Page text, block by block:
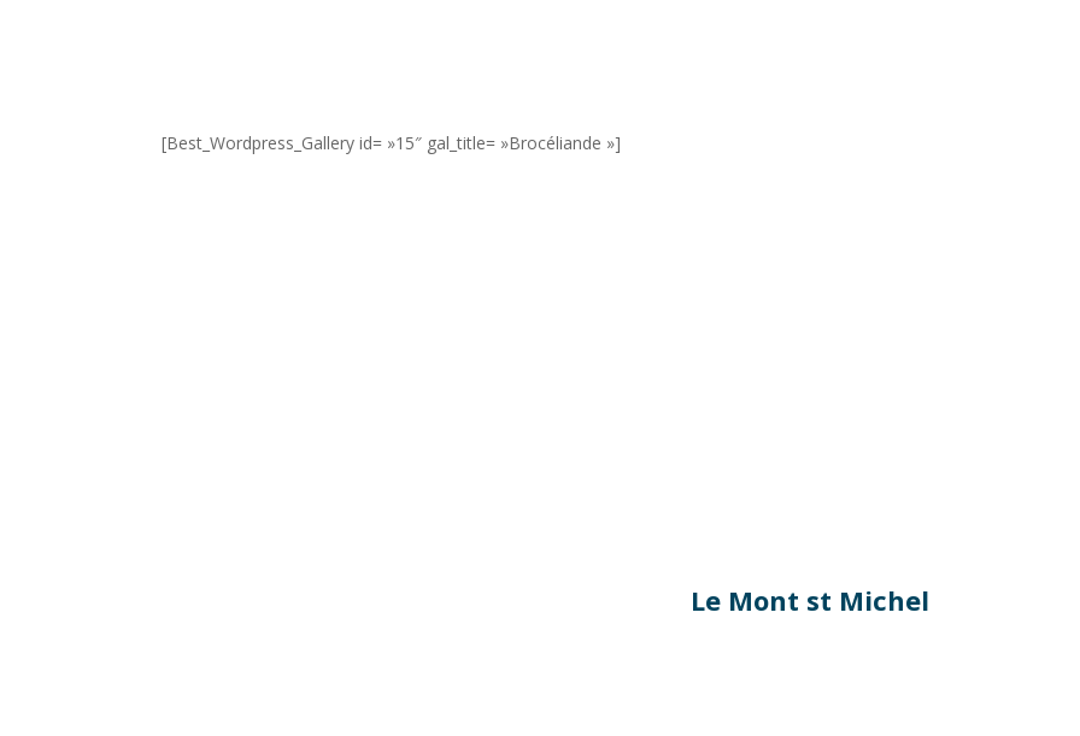
[Best_Wordpress_Gallery id= »15″ gal_title= »Brocéliande »]
Le Mont st Michel